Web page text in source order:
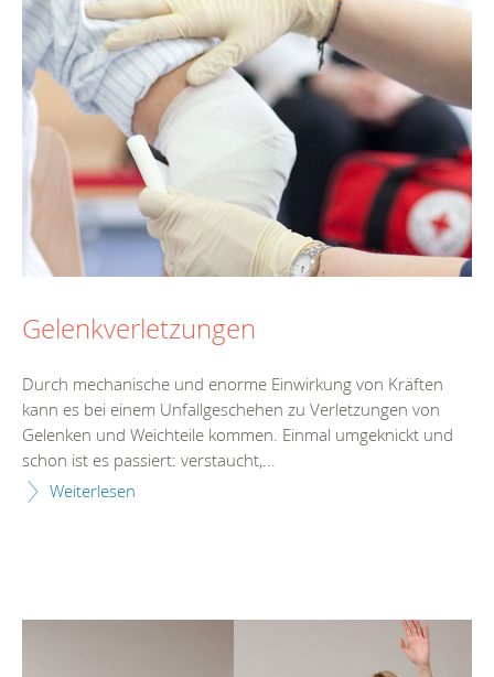
Gelenkverletzungen
Durch mechanische und enorme Einwirkung von Kräften
kann es bei einem Unfallgeschehen zu Verletzungen von
Gelenken und Weichteile kommen. Einmal umgeknickt und
schon ist es passiert: verstaucht,...
Weiterlesen